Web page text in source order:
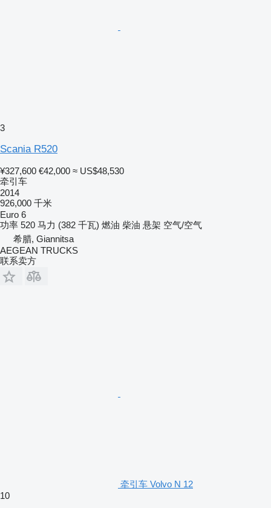
3
Scania R520
¥327,600 €42,000 ≈ US$48,530
牵引车
2014
926,000 千米
Euro 6
功率 520 马力 (382 千瓦) 燃油 柴油 悬架 空气/空气
希腊, Giannitsa
AEGEAN TRUCKS
联系卖方
牵引车 Volvo N 12
10